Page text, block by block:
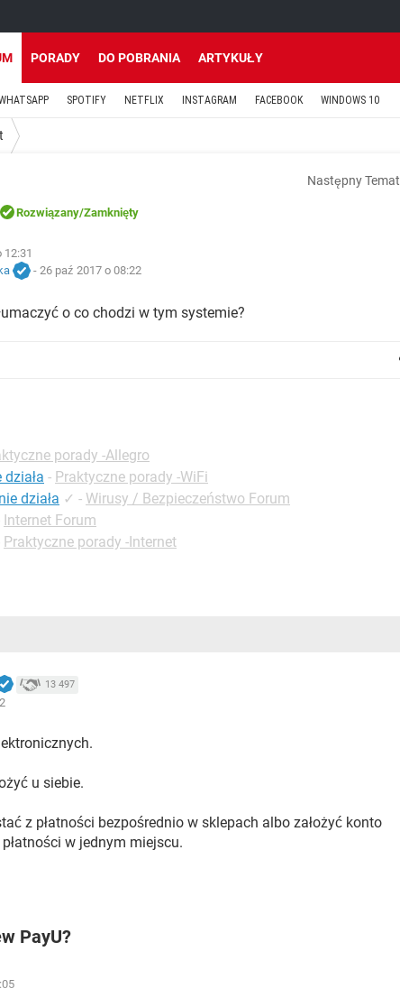
PORADY DO POBRANIA ARTYKUŁY
SPOTIFY NETFLIX INSTAGRAM FACEBOOK WINDOWS 10
Następny Temat
Rozwiązany/Zamknięty
12:31
- 26 paź 2017 o 08:22
o co chodzi w tym systemie?
porady -Allegro
- Praktyczne porady -WiFi
działa ✓ - Wirusy / Bezpieczeństwo Forum
Internet Forum
Praktyczne porady -Internet
13 497
u siebie.
z płatności bezpośrednio w sklepach albo założyć konto
w jednym miejscu.
PayU?